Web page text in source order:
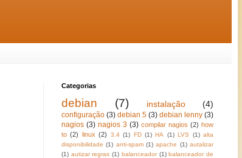
Categorias
debian (7) instalação (4)
configuração (3) debian 5 (3) debian lenny (3)
nagios (3) nagios 3 (3) compilar nagios (2) how
to (2) linux (2) 3.4 (1) FD (1) HA (1) LVS (1) alta
disponibilidade (1) anti-spam (1) apache (1) autalizar
(1) autizar regras (1) balanceador (1) balanceador de